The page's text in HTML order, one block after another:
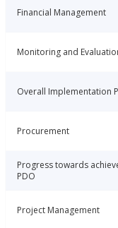
Financial Management
Monitoring and
Overall Implementation
Procurement
Progress towards
PDO
Project Management